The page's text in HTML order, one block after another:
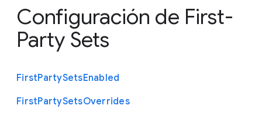
Configuración de First-
Party Sets
FirstPartySetsEnabled
FirstPartySetsOverrides